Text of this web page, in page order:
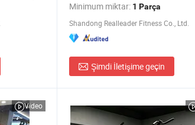
Minimum miktar: 1 Parça
Shandong Realleader Fitness Co., Ltd.
Şimdi İletişime geçin
Video